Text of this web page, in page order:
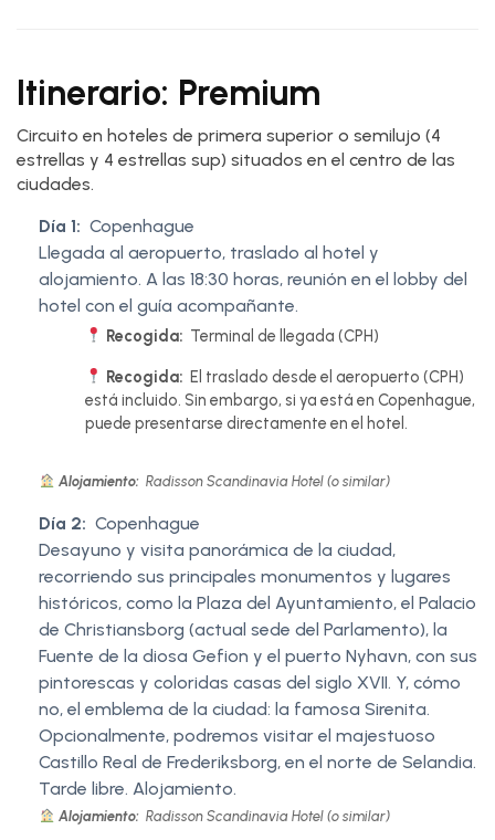
Itinerario: Premium
Circuito en hoteles de primera superior o semilujo (4
estrellas y 4 estrellas sup) situados en el centro de las
ciudades.
Día 1: Copenhague
Llegada al aeropuerto, traslado al hotel y
alojamiento. A las 18:30 horas, reunión en el lobby del
hotel con el guía acompañante.
Recogida: Terminal de llegada (CPH)
Recogida: El traslado desde el aeropuerto (CPH)
está incluido. Sin embargo, si ya está en Copenhague,
puede presentarse directamente en el hotel.
Alojamiento: Radisson Scandinavia Hotel (o similar)
Día 2: Copenhague
Desayuno y visita panorámica de la ciudad,
recorriendo sus principales monumentos y lugares
históricos, como la Plaza del Ayuntamiento, el Palacio
de Christiansborg (actual sede del Parlamento), la
Fuente de la diosa Gefion y el puerto Nyhavn, con sus
pintorescas y coloridas casas del siglo XVII. Y, cómo
no, el emblema de la ciudad: la famosa Sirenita.
Opcionalmente, podremos visitar el majestuoso
Castillo Real de Frederiksborg, en el norte de Selandia.
Tarde libre. Alojamiento.
Alojamiento: Radisson Scandinavia Hotel (o similar)